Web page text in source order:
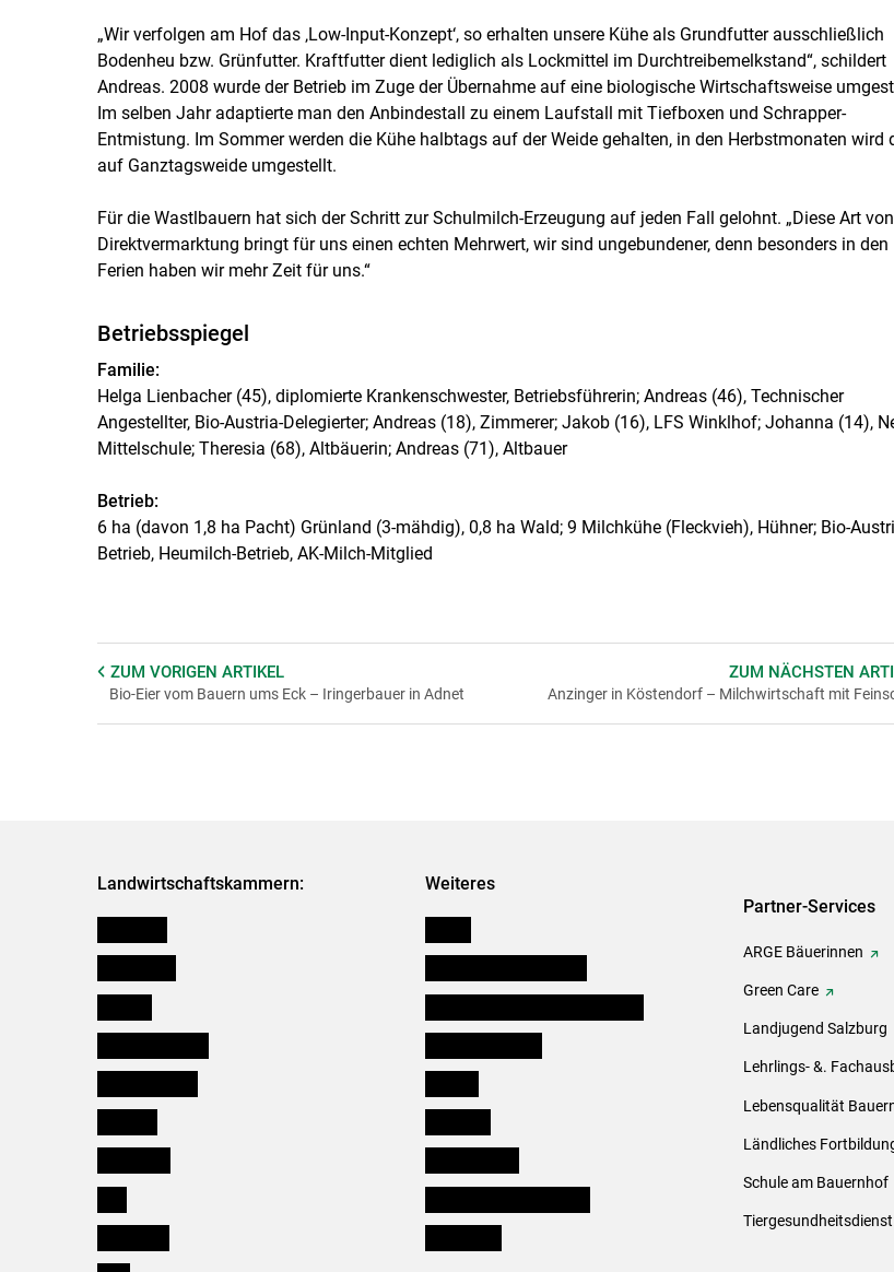
„Wir verfolgen am Hof das ‚Low-Input-Konzept‘, so erhalten unsere Kühe als Grundfutter ausschließlich
Bodenheu bzw. Grünfutter. Kraftfutter dient lediglich als Lockmittel im Durchtreibemelkstand“, schildert
Andreas. 2008 wurde der Betrieb im Zuge der Übernahme auf eine biologische Wirtschaftsweise
Im selben Jahr adaptierte man den Anbindestall zu einem Laufstall mit Tiefboxen und Schrapper-
Entmistung. Im Sommer werden die Kühe halbtags auf der Weide gehalten, in den Herbstmonaten wird
auf Ganztagsweide umgestellt.
Für die Wastlbauern hat sich der Schritt zur Schulmilch-Erzeugung auf jeden Fall gelohnt. „Diese Art von
Direktvermarktung bringt für uns einen echten Mehrwert, wir sind ungebundener, denn besonders in den
Ferien haben wir mehr Zeit für uns.“
Betriebsspiegel
Familie:
Helga Lienbacher (45), diplomierte Krankenschwester, Betriebsführerin; Andreas (46), Technischer
Angestellter, Bio-Austria-Delegierter; Andreas (18), Zimmerer; Jakob (16), LFS Winklhof; Johanna (14),
Mittelschule; Theresia (68), Altbäuerin; Andreas (71), Altbauer
Betrieb:
6 ha (davon 1,8 ha Pacht) Grünland (3-mähdig), 0,8 ha Wald; 9 Milchkühe (Fleckvieh), Hühner; Bio-
Betrieb, Heumilch-Betrieb, AK-Milch-Mitglied
ZUM VORIGEN ARTIKEL
Bio-Eier vom Bauern ums Eck – Iringerbauer in Adnet
ZUM NÄCHSTEN
Anzinger in Köstendorf – Milchwirtschaft mit
Landwirtschaftskammern: Weiteres
Partner-Services
ARGE Bäuerinnen
Green Care
Landjugend Salzburg
Lehrlings- &.
Lebensqualität
Ländliches
Schule am Bauernhof
Tiergesundheitsdienst